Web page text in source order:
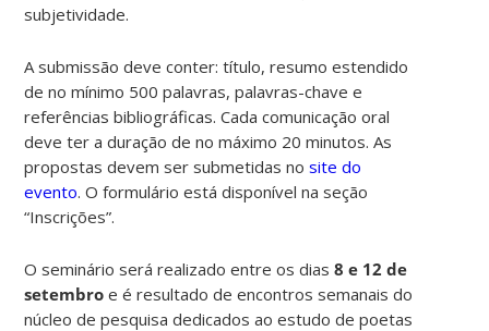
subjetividade.
A submissão deve conter: título, resumo estendido
de no mínimo 500 palavras, palavras-chave e
referências bibliográficas. Cada comunicação oral
deve ter a duração de no máximo 20 minutos. As
propostas devem ser submetidas nosite do
evento. O formulário está disponível na seção
“Inscrições”.
O seminário será realizado entre os dias8 e 12 de
setembro e é resultado de encontros semanais do
núcleo de pesquisa dedicados ao estudo de poetas